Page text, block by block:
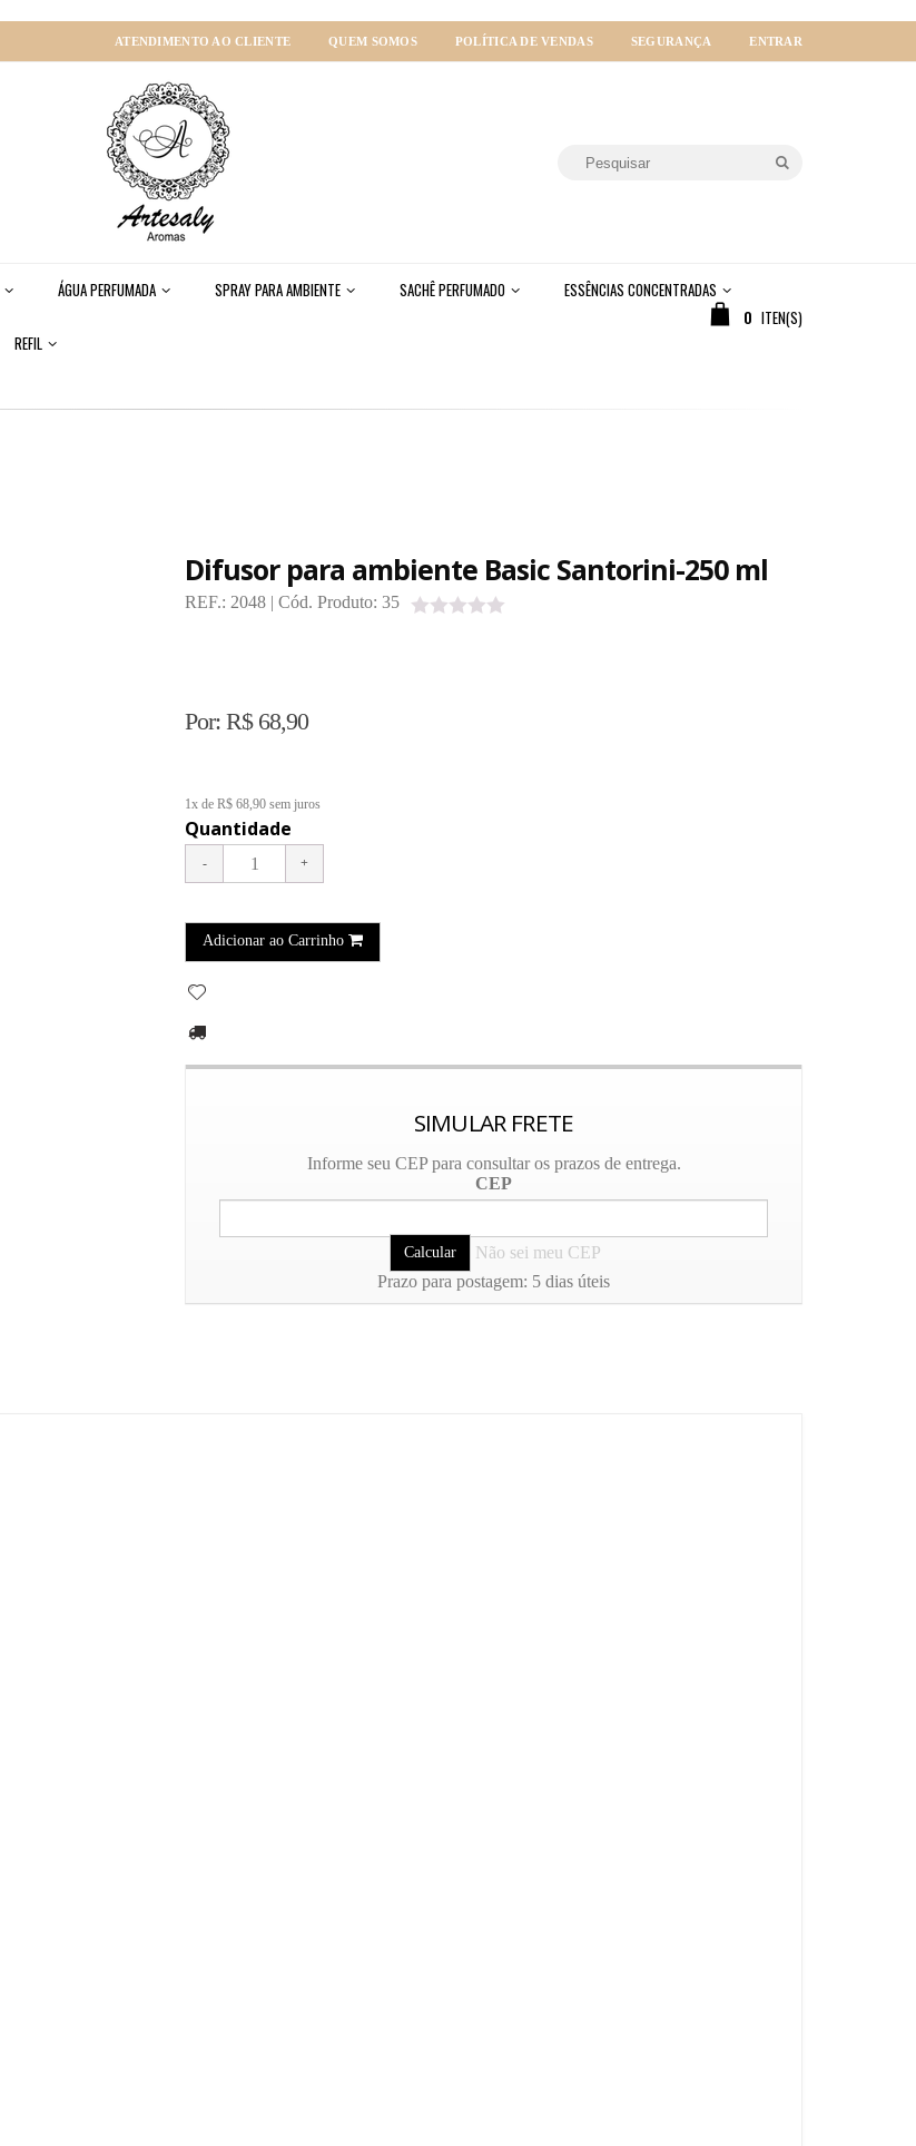
ATENDIMENTO AO CLIENTE QUEM SOMOS POLÍTICA DE VENDAS SEGURANÇA ENTRAR
ÁGUA PERFUMADA SPRAY PARA AMBIENTE SACHÊ PERFUMADO ESSÊNCIAS CONCENTRADAS
REFIL
0 ITEN(S)
Difusor para ambiente Basic Santorini-250 ml
REF.: 2048 | Cód. Produto: 35
Por: R$ 68,90
1x de R$ 68,90 sem juros
Quantidade
Adicionar ao Carrinho
SIMULAR FRETE
Informe seu CEP para consultar os prazos de entrega.
CEP
Não sei meu CEP
Prazo para postagem: 5 dias úteis